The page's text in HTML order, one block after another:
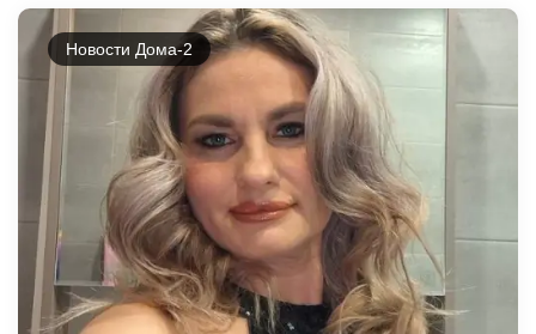
Новости Дома-2